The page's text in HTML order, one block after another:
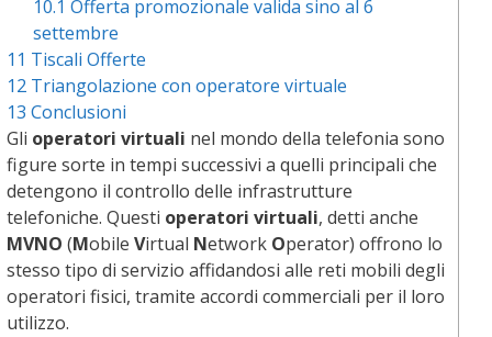
10.1 Offerta promozionale valida sino al 6
settembre
11 Tiscali Offerte
12 Triangolazione con operatore virtuale
13 Conclusioni
Gli operatori virtuali nel mondo della telefonia sono
figure sorte in tempi successivi a quelli principali che
detengono il controllo delle infrastrutture
telefoniche. Questi operatori virtuali, detti anche
MVNO (Mobile Virtual Network Operator) offrono lo
stesso tipo di servizio affidandosi alle reti mobili degli
operatori fisici, tramite accordi commerciali per il loro
utilizzo.